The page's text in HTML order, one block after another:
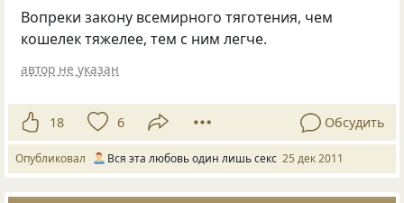
Вопреки закону всемирного тяготения, чем
кошелек тяжелее, тем с ним легче.
автор не указан
18 6 Обсудить
Опубликовал Вся эта любовь один лишь секс 25 дек 2011